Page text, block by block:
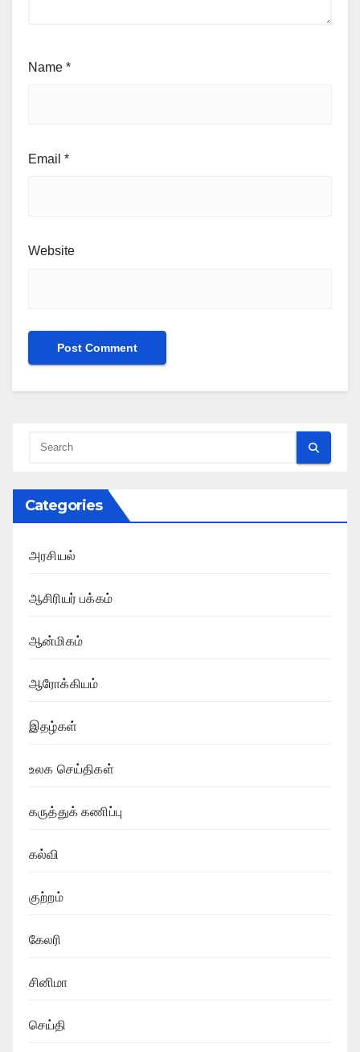
Name *
Email *
Website
Categories
அரசியல்
ஆசிரியர் பக்கம்
ஆன்மிகம்
ஆரோக்கியம்
இதழ்கள்
உலக செய்திகள்
கருத்துக் கணிப்பு
கல்வி
குற்றம்
கேலரி
சினிமா
செய்தி